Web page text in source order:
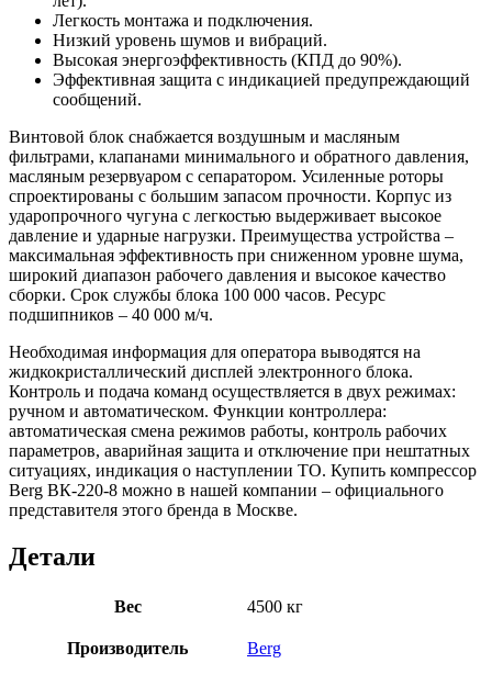
Легкость монтажа и подключения.
Низкий уровень шумов и вибраций.
Высокая энергоэффективность (КПД до 90%).
Эффективная защита с индикацией предупреждающий
сообщений.
Винтовой блок снабжается воздушным и масляным
фильтрами, клапанами минимального и обратного давления,
масляным резервуаром с сепаратором. Усиленные роторы
спроектированы с большим запасом прочности. Корпус из
ударопрочного чугуна с легкостью выдерживает высокое
давление и ударные нагрузки. Преимущества устройства –
максимальная эффективность при сниженном уровне шума,
широкий диапазон рабочего давления и высокое качество
сборки. Срок службы блока 100 000 часов. Ресурс
подшипников – 40 000 м/ч.
Необходимая информация для оператора выводятся на
жидкокристаллический дисплей электронного блока.
Контроль и подача команд осуществляется в двух режимах:
ручном и автоматическом. Функции контроллера:
автоматическая смена режимов работы, контроль рабочих
параметров, аварийная защита и отключение при нештатных
ситуациях, индикация о наступлении ТО. Купить компрессор
Berg ВК-220-8 можно в нашей компании – официального
представителя этого бренда в Москве.
Детали
Вес 4500 кг
Производитель Berg